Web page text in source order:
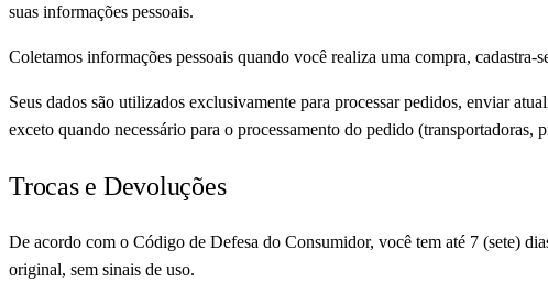
suas informações pessoais.
Coletamos informações pessoais quando você realiza uma compra,
Seus dados são utilizados exclusivamente para processar pedidos, enviar
exceto quando necessário para o processamento do pedido (transportadoras,
Trocas e Devoluções
De acordo com o Código de Defesa do Consumidor, você tem até 7 (sete)
original, sem sinais de uso.